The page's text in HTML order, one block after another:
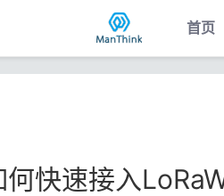
首页
快速接入